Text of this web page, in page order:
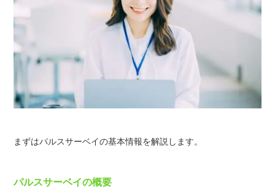
まずはパルスサーベイの基本情報を解説します。
パルスサーベイの概要